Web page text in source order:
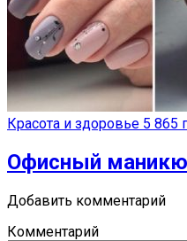
Красота и здоровье 5 865
Офисный
Добавить комментарий
Комментарий